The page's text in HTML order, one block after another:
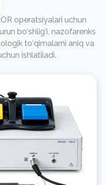
operatsiyalari uchun
bo‘shlig‘i, nazofarenks
to‘qimalarni aniq va
ishlatiladi.